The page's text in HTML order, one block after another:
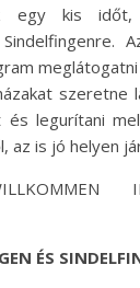
egy kis
szeretne
és legurítani
az is jó helyen
ÉS